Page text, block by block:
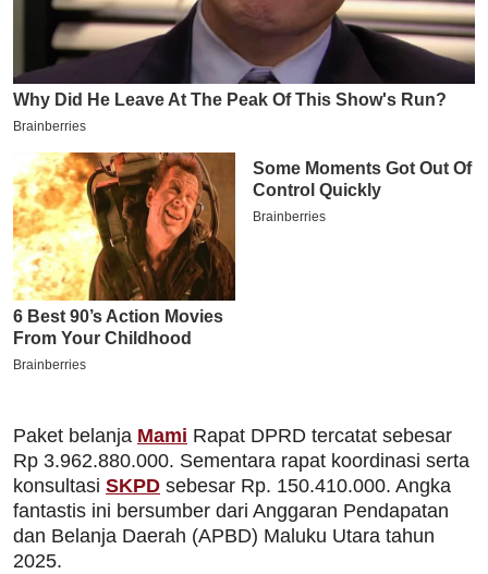
Paket belanja Mami Rapat DPRD tercatat sebesar
Rp 3.962.880.000. Sementara rapat koordinasi serta
konsultasi SKPD sebesar Rp. 150.410.000. Angka
fantastis ini bersumber dari Anggaran Pendapatan
dan Belanja Daerah (APBD) Maluku Utara tahun
2025.